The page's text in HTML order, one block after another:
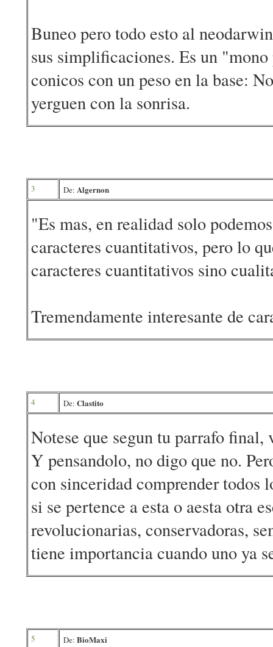
Buneo pero todo esto al
sus simplificaciones. Es un
conicos con un peso en la base:
yerguen con la sonrisa.
3 De: Algernon
"Es mas, en realidad solo
caracteres cuantitativos, pero lo
caracteres cuantitativos sino
Tremendamente interesante de
4 De: Clastito
Notese que segun tu parrafo
Y pensandolo, no digo que no.
con sinceridad comprender todos
si se pertence a esta o aesta otra
revolucionarias, conservadoras,
tiene importancia cuando uno ya
5 De: BioMaxi